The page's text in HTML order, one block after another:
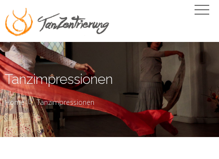
Tanzimpressionen
Home Tanzimpressionen